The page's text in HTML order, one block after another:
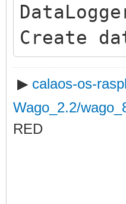
Create
▶ calaos-os-
Wago_2.2/
RED